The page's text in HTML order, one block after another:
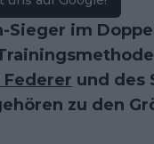
im
Federer und des
zu den